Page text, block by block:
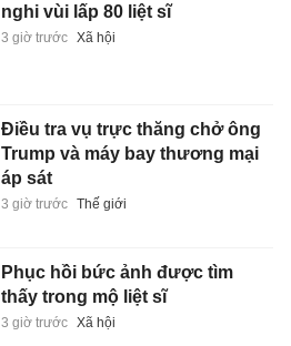
nghi vùi lấp 80 liệt sĩ
3 giờ trước Xã hội
Điều tra vụ trực thăng chở ông
Trump và máy bay thương mại
áp sát
3 giờ trước Thế giới
Phục hồi bức ảnh được tìm
thấy trong mộ liệt sĩ
3 giờ trước Xã hội